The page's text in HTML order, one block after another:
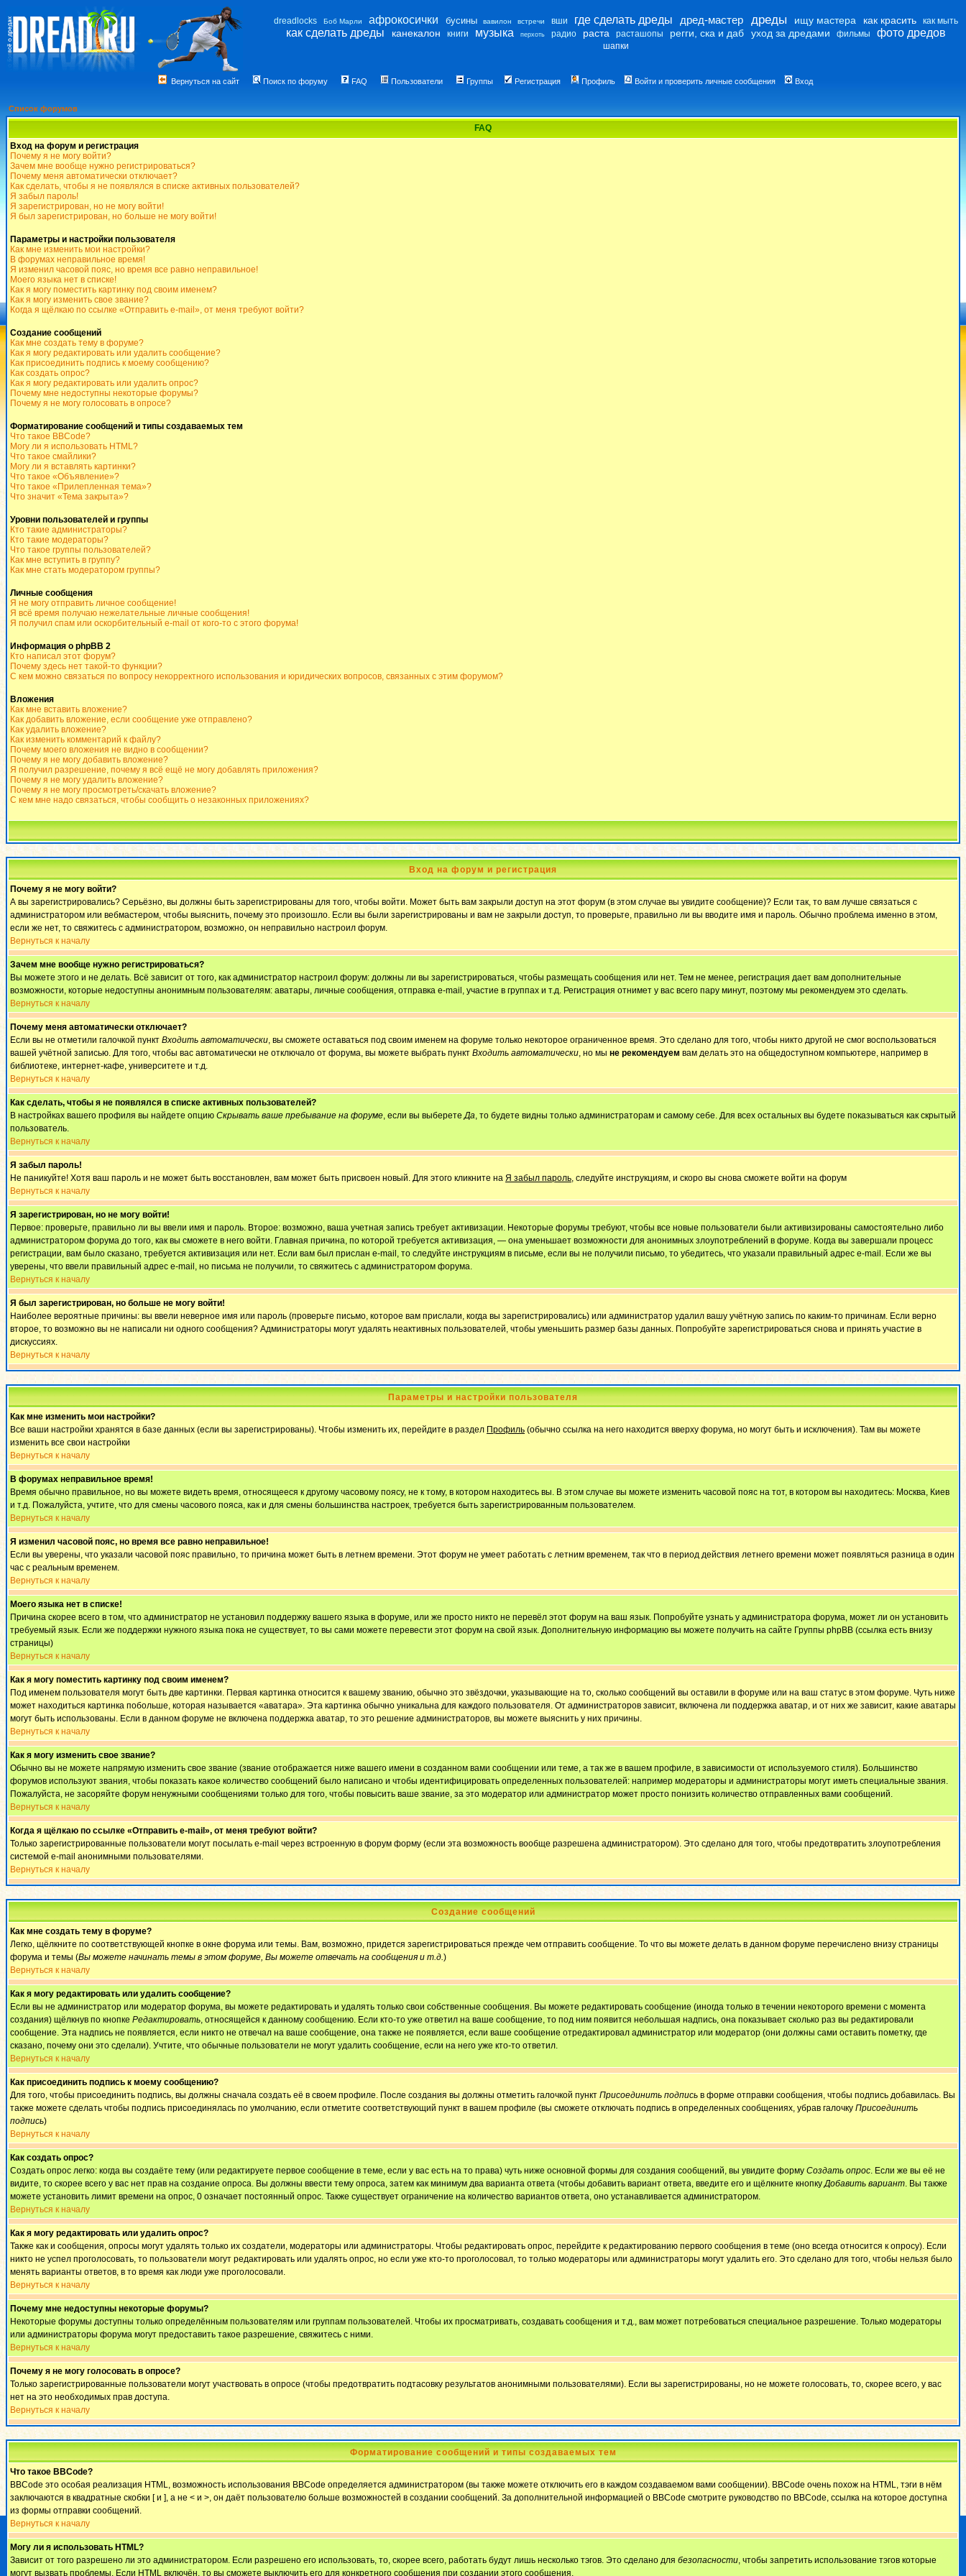
dreadlocks Боб Марли афрокосички бусины вавилон встречи вши где сделать дреды дред-мастер дреды ищу мастера как красить как мыть
как сделать дреды канекалон книги музыка перхоть радио раста расташопы регги, ска и даб уход за дредами фильмы фото дредов
шапки
Вернуться на сайт Поиск по форуму FAQ Пользователи Группы Регистрация Профиль Войти и проверить личные сообщения Вход
Список форумов
FAQ
Вход на форум и регистрация
Почему я не могу войти?
Зачем мне вообще нужно регистрироваться?
Почему меня автоматически отключает?
Как сделать, чтобы я не появлялся в списке активных пользователей?
Я забыл пароль!
Я зарегистрирован, но не могу войти!
Я был зарегистрирован, но больше не могу войти!
Параметры и настройки пользователя
Как мне изменить мои настройки?
В форумах неправильное время!
Я изменил часовой пояс, но время все равно неправильное!
Моего языка нет в списке!
Как я могу поместить картинку под своим именем?
Как я могу изменить свое звание?
Когда я щёлкаю по ссылке «Отправить e-mail», от меня требуют войти?
Создание сообщений
Как мне создать тему в форуме?
Как я могу редактировать или удалить сообщение?
Как присоединить подпись к моему сообщению?
Как создать опрос?
Как я могу редактировать или удалить опрос?
Почему мне недоступны некоторые форумы?
Почему я не могу голосовать в опросе?
Форматирование сообщений и типы создаваемых тем
Что такое BBCode?
Могу ли я использовать HTML?
Что такое смайлики?
Могу ли я вставлять картинки?
Что такое «Объявление»?
Что такое «Прилепленная тема»?
Что значит «Тема закрыта»?
Уровни пользователей и группы
Кто такие администраторы?
Кто такие модераторы?
Что такое группы пользователей?
Как мне вступить в группу?
Как мне стать модератором группы?
Личные сообщения
Я не могу отправить личное сообщение!
Я всё время получаю нежелательные личные сообщения!
Я получил спам или оскорбительный e-mail от кого-то с этого форума!
Информация о phpBB 2
Кто написал этот форум?
Почему здесь нет такой-то функции?
С кем можно связаться по вопросу некорректного использования и юридических вопросов, связанных с этим форумом?
Вложения
Как мне вставить вложение?
Как добавить вложение, если сообщение уже отправлено?
Как удалить вложение?
Как изменить комментарий к файлу?
Почему моего вложения не видно в сообщении?
Почему я не могу добавить вложение?
Я получил разрешение, почему я всё ещё не могу добавлять приложения?
Почему я не могу удалить вложение?
Почему я не могу просмотреть/скачать вложение?
С кем мне надо связаться, чтобы сообщить о незаконных приложениях?
Вход на форум и регистрация
Почему я не могу войти?
А вы зарегистрировались? Серьёзно, вы должны быть зарегистрированы для того, чтобы войти. Может быть вам закрыли доступ на этот форум (в этом случае вы увидите сообщение)? Если так, то вам лучше связаться с
администратором или вебмастером, чтобы выяснить, почему это произошло. Если вы были зарегистрированы и вам не закрыли доступ, то проверьте, правильно ли вы вводите имя и пароль. Обычно проблема именно в этом,
если же нет, то свяжитесь с администратором, возможно, он неправильно настроил форум.
Вернуться к началу
Зачем мне вообще нужно регистрироваться?
Вы можете этого и не делать. Всё зависит от того, как администратор настроил форум: должны ли вы зарегистрироваться, чтобы размещать сообщения или нет. Тем не менее, регистрация дает вам дополнительные
возможности, которые недоступны анонимным пользователям: аватары, личные сообщения, отправка e-mail, участие в группах и т.д. Регистрация отнимет у вас всего пару минут, поэтому мы рекомендуем это сделать.
Вернуться к началу
Почему меня автоматически отключает?
Если вы не отметили галочкой пункт Входить автоматически, вы сможете оставаться под своим именем на форуме только некоторое ограниченное время. Это сделано для того, чтобы никто другой не смог воспользоваться
вашей учётной записью. Для того, чтобы вас автоматически не отключало от форума, вы можете выбрать пункт Входить автоматически, но мы не рекомендуем вам делать это на общедоступном компьютере, например в
библиотеке, интернет-кафе, университете и т.д.
Вернуться к началу
Как сделать, чтобы я не появлялся в списке активных пользователей?
В настройках вашего профиля вы найдете опцию Скрывать ваше пребывание на форуме, если вы выберетеДа, то будете видны только администраторам и самому себе. Для всех остальных вы будете показываться как скрытый
пользователь.
Вернуться к началу
Я забыл пароль!
Не паникуйте! Хотя ваш пароль и не может быть восстановлен, вам может быть присвоен новый. Для этого кликните на Я забыл пароль, следуйте инструкциям, и скоро вы снова сможете войти на форум
Вернуться к началу
Я зарегистрирован, но не могу войти!
Первое: проверьте, правильно ли вы ввели имя и пароль. Второе: возможно, ваша учетная запись требует активизации. Некоторые форумы требуют, чтобы все новые пользователи были активизированы самостоятельно либо
администратором форума до того, как вы сможете в него войти. Главная причина, по которой требуется активизация, — она уменьшает возможности для анонимных злоупотреблений в форуме. Когда вы завершали процесс
регистрации, вам было сказано, требуется активизация или нет. Если вам был прислан e-mail, то следуйте инструкциям в письме, если вы не получили письмо, то убедитесь, что указали правильный адрес e-mail. Если же вы
уверены, что ввели правильный адрес e-mail, но письма не получили, то свяжитесь с администратором форума.
Вернуться к началу
Я был зарегистрирован, но больше не могу войти!
Наиболее вероятные причины: вы ввели неверное имя или пароль (проверьте письмо, которое вам прислали, когда вы зарегистрировались) или администратор удалил вашу учётную запись по каким-то причинам. Если верно
второе, то возможно вы не написали ни одного сообщения? Администраторы могут удалять неактивных пользователей, чтобы уменьшить размер базы данных. Попробуйте зарегистрироваться снова и принять участие в
дискуссиях.
Вернуться к началу
Параметры и настройки пользователя
Как мне изменить мои настройки?
Все ваши настройки хранятся в базе данных (если вы зарегистрированы). Чтобы изменить их, перейдите в раздел Профиль (обычно ссылка на него находится вверху форума, но могут быть и исключения). Там вы можете
изменить все свои настройки
Вернуться к началу
В форумах неправильное время!
Время обычно правильное, но вы можете видеть время, относящееся к другому часовому поясу, не к тому, в котором находитесь вы. В этом случае вы можете изменить часовой пояс на тот, в котором вы находитесь: Москва, Киев
и т.д. Пожалуйста, учтите, что для смены часового пояса, как и для смены большинства настроек, требуется быть зарегистрированным пользователем.
Вернуться к началу
Я изменил часовой пояс, но время все равно неправильное!
Если вы уверены, что указали часовой пояс правильно, то причина может быть в летнем времени. Этот форум не умеет работать с летним временем, так что в период действия летнего времени может появляться разница в один
час с реальным временем.
Вернуться к началу
Моего языка нет в списке!
Причина скорее всего в том, что администратор не установил поддержку вашего языка в форуме, или же просто никто не перевёл этот форум на ваш язык. Попробуйте узнать у администратора форума, может ли он установить
требуемый язык. Если же поддержки нужного языка пока не существует, то вы сами можете перевести этот форум на свой язык. Дополнительную информацию вы можете получить на сайте Группы phpBB (ссылка есть внизу
страницы)
Вернуться к началу
Как я могу поместить картинку под своим именем?
Под именем пользователя могут быть две картинки. Первая картинка относится к вашему званию, обычно это звёздочки, указывающие на то, сколько сообщений вы оставили в форуме или на ваш статус в этом форуме. Чуть ниже
может находиться картинка побольше, которая называется «аватара». Эта картинка обычно уникальна для каждого пользователя. От администраторов зависит, включена ли поддержка аватар, и от них же зависит, какие аватары
могут быть использованы. Если в данном форуме не включена поддержка аватар, то это решение администраторов, вы можете выяснить у них причины.
Вернуться к началу
Как я могу изменить свое звание?
Обычно вы не можете напрямую изменить свое звание (звание отображается ниже вашего имени в созданном вами сообщении или теме, а так же в вашем профиле, в зависимости от используемого стиля). Большинство
форумов используют звания, чтобы показать какое количество сообщений было написано и чтобы идентифицировать определенных пользователей: например модераторы и администраторы могут иметь специальные звания.
Пожалуйста, не засоряйте форум ненужными сообщениями только для того, чтобы повысить ваше звание, за это модератор или администратор может просто понизить количество отправленных вами сообщений.
Вернуться к началу
Когда я щёлкаю по ссылке «Отправить e-mail», от меня требуют войти?
Только зарегистрированные пользователи могут посылать e-mail через встроенную в форум форму (если эта возможность вообще разрешена администратором). Это сделано для того, чтобы предотвратить злоупотребления
системой e-mail анонимными пользователями.
Вернуться к началу
Создание сообщений
Как мне создать тему в форуме?
Легко, щёлкните по соответствующей кнопке в окне форума или темы. Вам, возможно, придется зарегистрироваться прежде чем отправить сообщение. То что вы можете делать в данном форуме перечислено внизу страницы
форума и темы (Вы можете начинать темы в этом форуме, Вы можете отвечать на сообщения и т.д.)
Вернуться к началу
Как я могу редактировать или удалить сообщение?
Если вы не администратор или модератор форума, вы можете редактировать и удалять только свои собственные сообщения. Вы можете редактировать сообщение (иногда только в течении некоторого времени с момента
создания) щёлкнув по кнопке Редактировать, относящейся к данному сообщению. Если кто-то уже ответил на ваше сообщение, то под ним появится небольшая надпись, она показывает сколько раз вы редактировали
сообщение. Эта надпись не появляется, если никто не отвечал на ваше сообщение, она также не появляется, если ваше сообщение отредактировал администратор или модератор (они должны сами оставить пометку, где
сказано, почему они это сделали). Учтите, что обычные пользователи не могут удалить сообщение, если на него уже кто-то ответил.
Вернуться к началу
Как присоединить подпись к моему сообщению?
Для того, чтобы присоединить подпись, вы должны сначала создать её в своем профиле. После создания вы должны отметить галочкой пункт Присоединить подпись в форме отправки сообщения, чтобы подпись добавилась. Вы
также можете сделать чтобы подпись присоединялась по умолчанию, если отметите соответствующий пункт в вашем профиле (вы сможете отключать подпись в определенных сообщениях, убрав галочку Присоединить
подпись)
Вернуться к началу
Как создать опрос?
Создать опрос легко: когда вы создаёте тему (или редактируете первое сообщение в теме, если у вас есть на то права) чуть ниже основной формы для создания сообщений, вы увидите форму Создать опрос. Если же вы её не
видите, то скорее всего у вас нет прав на создание опроса. Вы должны ввести тему опроса, затем как минимум два варианта ответа (чтобы добавить вариант ответа, введите его и щёлкните кнопкуДобавить вариант. Вы также
можете установить лимит времени на опрос, 0 означает постоянный опрос. Также существует ограничение на количество вариантов ответа, оно устанавливается администратором.
Вернуться к началу
Как я могу редактировать или удалить опрос?
Также как и сообщения, опросы могут удалять только их создатели, модераторы или администраторы. Чтобы редактировать опрос, перейдите к редактированию первого сообщения в теме (оно всегда относится к опросу). Если
никто не успел проголосовать, то пользователи могут редактировать или удалять опрос, но если уже кто-то проголосовал, то только модераторы или администраторы могут удалить его. Это сделано для того, чтобы нельзя было
менять варианты ответов, в то время как люди уже проголосовали.
Вернуться к началу
Почему мне недоступны некоторые форумы?
Некоторые форумы доступны только определённым пользователям или группам пользователей. Чтобы их просматривать, создавать сообщения и т.д., вам может потребоваться специальное разрешение. Только модераторы
или администраторы форума могут предоставить такое разрешение, свяжитесь с ними.
Вернуться к началу
Почему я не могу голосовать в опросе?
Только зарегистрированные пользователи могут участвовать в опросе (чтобы предотвратить подтасовку результатов анонимными пользователями). Если вы зарегистрированы, но не можете голосовать, то, скорее всего, у вас
нет на это необходимых прав доступа.
Вернуться к началу
Форматирование сообщений и типы создаваемых тем
Что такое BBCode?
BBCode это особая реализация HTML, возможность использования BBCode определяется администратором (вы также можете отключить его в каждом создаваемом вами сообщении). BBCode очень похож на HTML, тэги в нём
заключаются в квадратные скобки [ и ], а не < и >, он даёт пользователю больше возможностей в создании сообщений. За дополнительной информацией о BBCode смотрите руководство по BBCode, ссылка на которое доступна
из формы отправки сообщений.
Вернуться к началу
Могу ли я использовать HTML?
Зависит от того разрешено ли это администратором. Если разрешено его использовать, то, скорее всего, работать будут лишь несколько тэгов. Это сделано для безопасности, чтобы запретить использование тэгов которые
могут вызвать проблемы. Если HTML включён, то вы сможете выключить его для конкретного сообщения при создании этого сообщения.